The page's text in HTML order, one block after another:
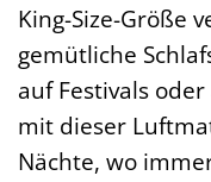
King-Size-Größe
gemütliche
auf Festivals
mit dieser
Nächte, wo